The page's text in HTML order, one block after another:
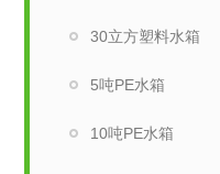
30立方塑料水箱
5吨PE水箱
10吨PE水箱